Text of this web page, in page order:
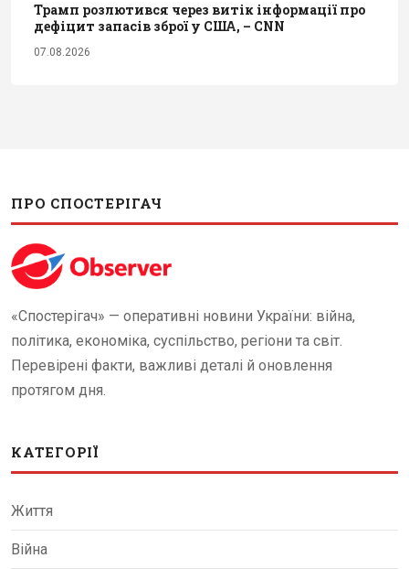
Трамп розлютився через витік інформації про
дефіцит запасів зброї у США, – CNN
07.08.2026
ПРО СПОСТЕРІГАЧ
«Спостерігач» — оперативні новини України: війна,
політика, економіка, суспільство, регіони та світ.
Перевірені факти, важливі деталі й оновлення
протягом дня.
КАТЕГОРІЇ
Життя
Війна